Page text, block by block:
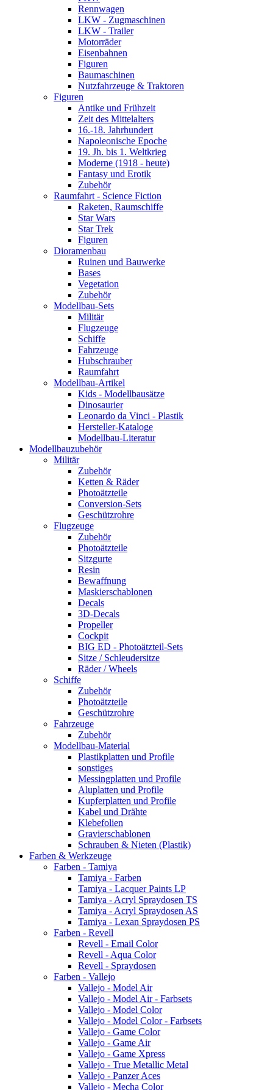
Rennwagen
LKW - Zugmaschinen
LKW - Trailer
Motorräder
Eisenbahnen
Figuren
Baumaschinen
Nutzfahrzeuge & Traktoren
Figuren
Antike und Frühzeit
Zeit des Mittelalters
16.-18. Jahrhundert
Napoleonische Epoche
19. Jh. bis 1. Weltkrieg
Moderne (1918 - heute)
Fantasy und Erotik
Zubehör
Raumfahrt - Science Fiction
Raketen, Raumschiffe
Star Wars
Star Trek
Figuren
Dioramenbau
Ruinen und Bauwerke
Bases
Vegetation
Zubehör
Modellbau-Sets
Militär
Flugzeuge
Schiffe
Fahrzeuge
Hubschrauber
Raumfahrt
Modellbau-Artikel
Kids - Modellbausätze
Dinosaurier
Leonardo da Vinci - Plastik
Hersteller-Kataloge
Modellbau-Literatur
Modellbauzubehör
Militär
Zubehör
Ketten & Räder
Photoätzteile
Conversion-Sets
Geschützrohre
Flugzeuge
Zubehör
Photoätzteile
Sitzgurte
Resin
Bewaffnung
Maskierschablonen
Decals
3D-Decals
Propeller
Cockpit
BIG ED - Photoätzteil-Sets
Sitze / Schleudersitze
Räder / Wheels
Schiffe
Zubehör
Photoätzteile
Geschützrohre
Fahrzeuge
Zubehör
Modellbau-Material
Plastikplatten und Profile
sonstiges
Messingplatten und Profile
Aluplatten und Profile
Kupferplatten und Profile
Kabel und Drähte
Klebefolien
Gravierschablonen
Schrauben & Nieten (Plastik)
Farben & Werkzeuge
Farben - Tamiya
Tamiya - Farben
Tamiya - Lacquer Paints LP
Tamiya - Acryl Spraydosen TS
Tamiya - Acryl Spraydosen AS
Tamiya - Lexan Spraydosen PS
Farben - Revell
Revell - Email Color
Revell - Aqua Color
Revell - Spraydosen
Farben - Vallejo
Vallejo - Model Air
Vallejo - Model Air - Farbsets
Vallejo - Model Color
Vallejo - Model Color - Farbsets
Vallejo - Game Color
Vallejo - Game Air
Vallejo - Game Xpress
Vallejo - True Metallic Metal
Vallejo - Panzer Aces
Vallejo - Mecha Color